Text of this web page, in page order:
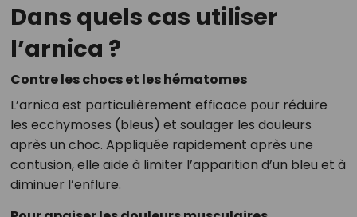
Dans quels cas utiliser
l’arnica ?
Contre les chocs et les hématomes
L’arnica est particulièrement efficace pour réduire
les ecchymoses (bleus) et soulager les douleurs
après un choc. Appliquée rapidement après une
contusion, elle aide à limiter l’apparition d’un bleu et à
diminuer l’enflure.